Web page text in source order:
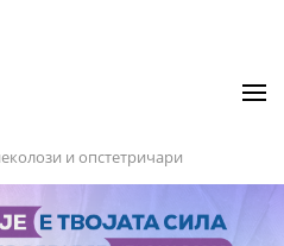
и опстетричари